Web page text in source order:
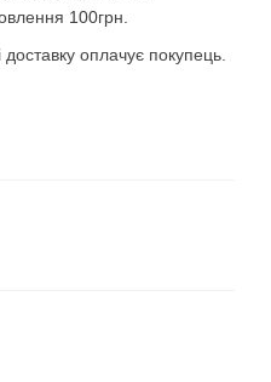
100грн.
оплачує покупець.